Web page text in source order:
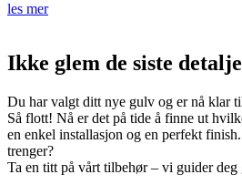
les mer
Ikke glem de siste
Du har valgt ditt nye gulv og er nå klar
Så flott! Nå er det på tide å finne ut
en enkel installasjon og en perfekt
trenger?
Ta en titt på vårt tilbehør – vi guider deg